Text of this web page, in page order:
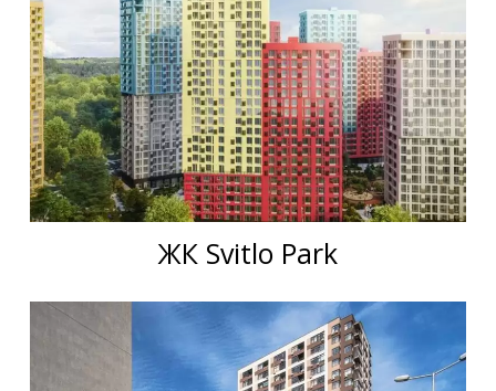
ЖК Svitlo Park